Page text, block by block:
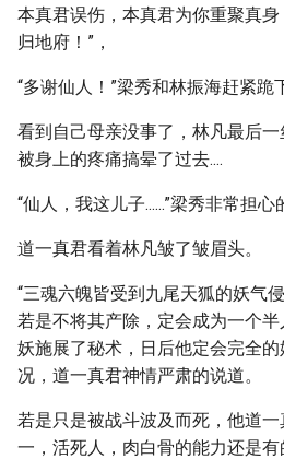
本真君误伤，本真君为你重聚真
归地府！”，
“多谢仙人！”梁秀和林振海赶紧跪
看到自己母亲没事了，林凡最后
被身上的疼痛搞晕了过去....
“仙人，我这儿子......”梁秀非常担心
道一真君看着林凡皱了皱眉头。
“三魂六魄皆受到九尾天狐的妖气
若是不将其产除，定会成为一个
妖施展了秘术，日后他定会完全的
况，道一真君神情严肃的说道。
若是只是被战斗波及而死，他道
一，活死人，肉白骨的能力还是有